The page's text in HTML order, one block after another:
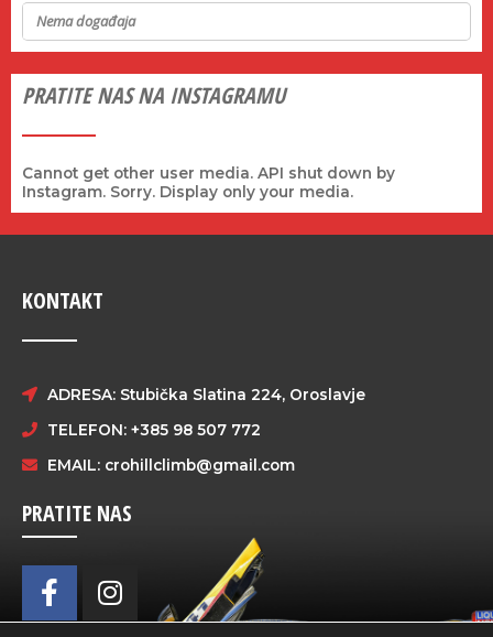
Nema događaja
PRATITE NAS NA INSTAGRAMU
Cannot get other user media. API shut down by
Instagram. Sorry. Display only your media.
KONTAKT
ADRESA: Stubička Slatina 224, Oroslavje
TELEFON: +385 98 507 772
EMAIL: crohillclimb@gmail.com
PRATITE NAS